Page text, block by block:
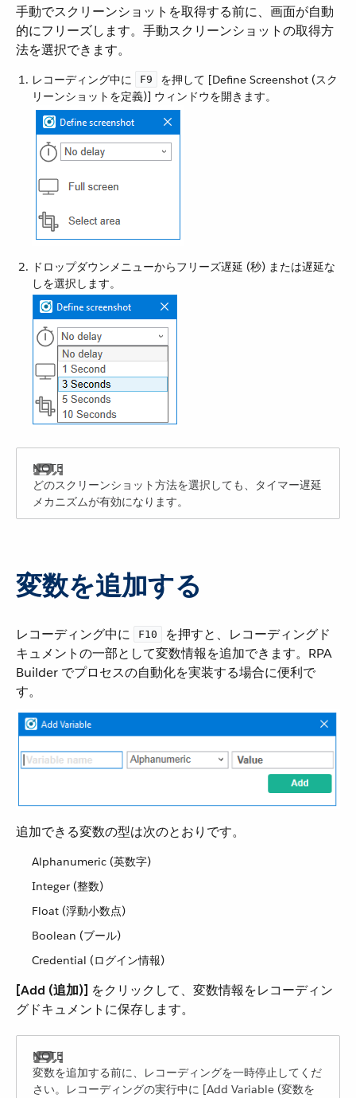
手動でスクリーンショットを取得する前に、画面が自動
的にフリーズします。手動スクリーンショットの取得方
法を選択できます。
レコーディング中に ​ F9
​ を押して [Define Screenshot (スク
リーンショットを定義)] ウィンドウを開きます。
ドロップダウンメニューからフリーズ遅延 (秒) または遅延な
しを選択します。
どのスクリーンショット方法を選択しても、タイマー遅延
メカニズムが有効になります。
変数を追加する
レコーディング中に ​ F10
​ を押すと、レコーディングド
キュメントの一部として変数情報を追加できます。RPA
Builder でプロセスの自動化を実装する場合に便利で
す。
追加できる変数の型は次のとおりです。
Alphanumeric (英数字)
Integer (整数)
Float (浮動小数点)
Boolean (ブール)
Credential (ログイン情報)
[Add (追加)] ​ をクリックして、変数情報をレコーディン
グドキュメントに保存します。
変数を追加する前に、レコーディングを一時停止してくだ
さい。レコーディングの実行中に [Add Variable (変数を